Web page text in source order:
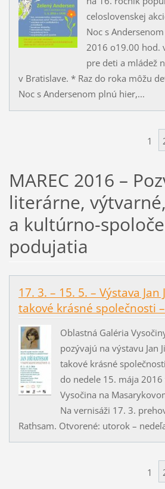
celoslovenskej
Noc s
2016 o19.00 hod.
pre deti a mládež
v Bratislave. * Raz do roka môžu
Noc s Andersenom plnú hier,...
1
MAREC 2016 –
literárne,
a kultúrno-
podujatia
17. 3. – 15. 5. – Výstava
takové krásné společnosti
Oblastná Galéria
pozývajú na výstavu Jan
takové krásné
do nedele 15. mája
Vysočina na
Na vernisáži 17. 3.
Rathsam. Otvorené: utorok –
1